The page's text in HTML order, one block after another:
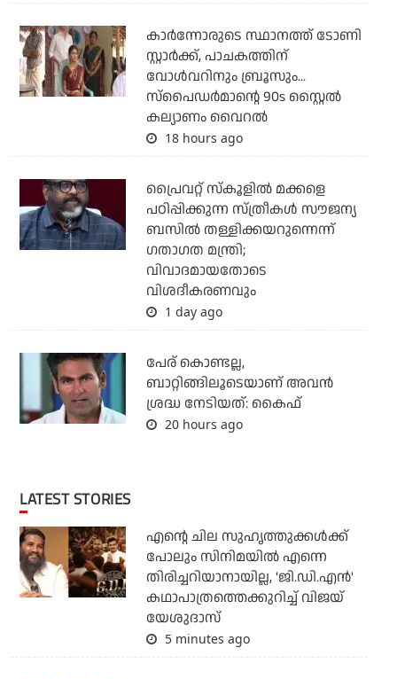
കാര്‍ന്നോരുടെ സ്ഥാനത്ത് ടോണി
സ്റ്റാര്‍ക്ക്, പാചകത്തിന്
വോള്‍വറിനും ബ്രൂസും...
സ്‌പൈഡര്‍മാന്റെ 90s സ്റ്റൈല്‍
കല്യാണം വൈറല്‍
18 hours ago
പ്രൈവറ്റ് സ്‌കൂളില്‍ മക്കളെ
പഠിപ്പിക്കുന്ന സ്ത്രീകള്‍ സൗജന്യ
ബസില്‍ തള്ളിക്കയറുന്നെന്ന്
ഗതാഗത മന്ത്രി;
വിവാദമായതോടെ
വിശദീകരണവും
1 day ago
പേര് കൊണ്ടല്ല,
ബാറ്റിങ്ങിലൂടെയാണ് അവൻ
ശ്രദ്ധ നേടിയത്: കൈഫ്
20 hours ago
LATEST STORIES
എന്റെ ചില സുഹൃത്തുക്കൾക്ക്
പോലും സിനിമയിൽ എന്നെ
തിരിച്ചറിയാനായില്ല, 'ജി.ഡി.എൻ'
കഥാപാത്രത്തെക്കുറിച്ച് വിജയ്
യേശുദാസ്
5 minutes ago